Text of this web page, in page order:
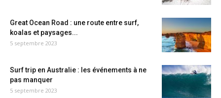
Great Ocean Road : une route entre surf,
koalas et paysages...
5 septembre 2023
Surf trip en Australie : les événements à ne
pas manquer
5 septembre 2023